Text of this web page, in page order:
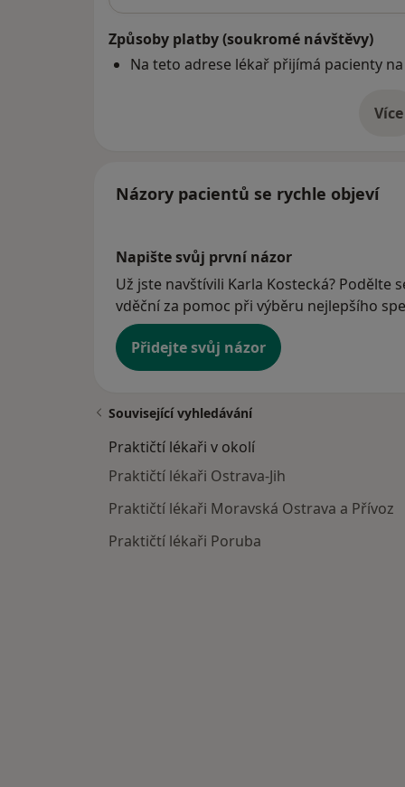
Způsoby platby (soukromé návštěvy)
Na teto adrese lékař přijímá pacienty
Více
o
Názory pacientů se rychle objeví
Napište svůj první názor
Už jste navštívili Karla Kostecká? Podělte
vděční za pomoc při výběru nejlepšího
Přidejte svůj názor
Související vyhledávání
Praktičtí lékaři v okolí
Praktičtí lékaři Ostrava-Jih
Praktičtí lékaři Moravská Ostrava a Přívoz
Praktičtí lékaři Poruba